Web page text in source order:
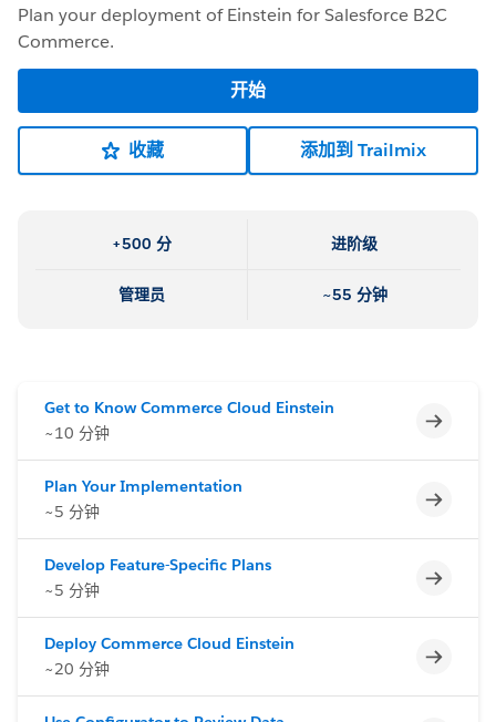
Plan your deployment of Einstein for Salesforce B2C
Commerce.
开始
收藏 添加到 Trailmix
+500 分 进阶级
管理员 ~55 分钟
Get to Know Commerce Cloud Einstein
~10 分钟
不完整
Plan Your Implementation
~5 分钟
不完整
Develop Feature-Specific Plans
~5 分钟
不完整
Deploy Commerce Cloud Einstein
~20 分钟
不完整